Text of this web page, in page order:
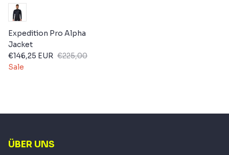
Expedition Pro Alpha
Jacket
€146,25 EUR €225,00
Sale
ÜBER UNS